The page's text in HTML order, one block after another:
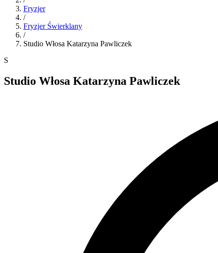
Fryzjer
/
Fryzjer Świerklany
/
Studio Włosa Katarzyna Pawliczek
S
Studio Włosa Katarzyna Pawliczek